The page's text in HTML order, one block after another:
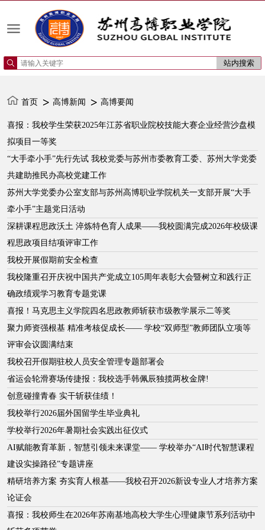
首页 高博新闻 高博要闻
喜报：我校学生荣获2025年江苏省职业院校技能大赛企业经营沙盘模
拟项目一等奖
“大手牵小手”先行先试 我校党委与苏州市委教育工委、苏州大学党委
共建助推民办高校党建工作
苏州大学党委办公室支部与苏州高博职业学院机关一支部开展“大手
牵小手”主题党日活动
深耕课程思政沃土 淬炼特色育人成果——我校圆满完成2026年校级课
程思政项目结项评审工作
我校开展假期前安全检查
我校隆重召开庆祝中国共产党成立105周年表彰大会暨树立和践行正
确政绩观学习教育专题党课
喜报！马克思主义学院四名思政教师斩获市级教学展示二等奖
聚力师资强根基 精准考核促成长—— 学校“双师型”教师团队立项等
评审会议圆满结束
我校召开假期驻校人员安全管理专题部署会
省运会轮滑赛场传捷报：我校选手韩佩辰独揽两枚金牌!
创意碰撞青春 实干斩获佳绩！
我校举行2026届外国留学生毕业典礼
学校举行2026年暑期社会实践出征仪式
AI赋能教育革新，智慧引领未来课堂—— 学校举办“AI时代智慧课程
建设实操路径”专题讲座
精研培养方案 夯实育人根基——我校召开2026新设专业人才培养方案
论证会
喜报：我校师生在2026年苏南基地高校大学生心理健康节系列活动中